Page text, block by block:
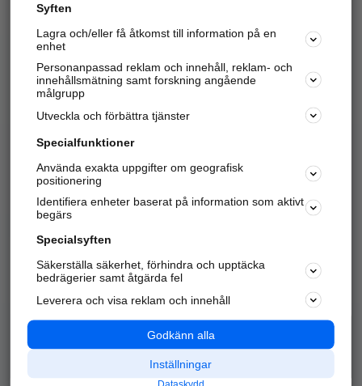
Hitta.se - Gratis nummerupplysning.
Sök företag, personer och platser.
Hitta telefonnummer, adresser, företagsinfo mm.
Marknadsför företaget
Kom igång och annonsera mot
samarbetspartners nära dig.
Alla kategorier
Populära sökningar
API & Kartor
Annonsera
Integritet
Nödnummer
Syften
Lagra och/eller få åtkomst till information på en
enhet
Personanpassad reklam och innehåll, reklam- och
innehållsmätning samt forskning angående
målgrupp
Utveckla och förbättra tjänster
Specialfunktioner
Använda exakta uppgifter om geografisk
positionering
Identifiera enheter baserat på information som aktivt
begärs
Specialsyften
Säkerställa säkerhet, förhindra och upptäcka
bedrägerier samt åtgärda fel
Leverera och visa reklam och innehåll
Godkänn alla
Inställningar
Dataskydd